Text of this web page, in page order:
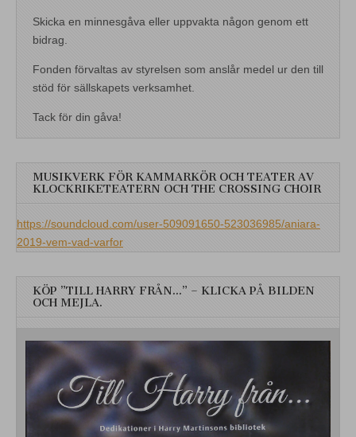
Skicka en minnesgåva eller uppvakta någon genom ett
bidrag.
Fonden förvaltas av styrelsen som anslår medel ur den till
stöd för sällskapets verksamhet.
Tack för din gåva!
MUSIKVERK FÖR KAMMARKÖR OCH TEATER AV
KLOCKRIKETEATERN OCH THE CROSSING CHOIR
https://soundcloud.com/user-509091650-523036985/aniara-
2019-vem-vad-varfor
KÖP ”TILL HARRY FRÅN…” – KLICKA PÅ BILDEN
OCH MEJLA.